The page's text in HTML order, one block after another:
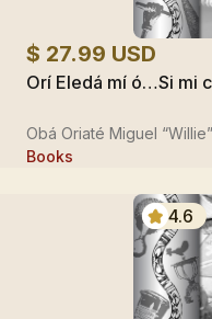
$ 27.99 USD
Orí Eledá mí ó…Si mi
Obá Oriaté Miguel
Books
4.6